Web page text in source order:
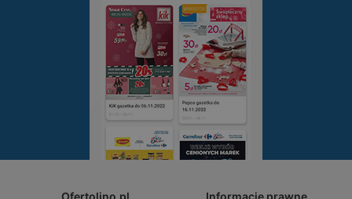
Ofertolino.pl Informacje prawne